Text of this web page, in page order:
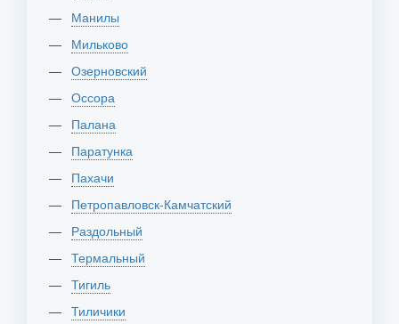
Манилы
Мильково
Озерновский
Оссора
Палана
Паратунка
Пахачи
Петропавловск-Камчатский
Раздольный
Термальный
Тигиль
Тиличики